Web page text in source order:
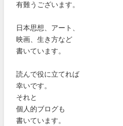
有難うございます。
日本思想、アート、
映画、生き方など
書いています。
読んで役に立てれば
幸いです。
それと
個人的ブログも
書いています。